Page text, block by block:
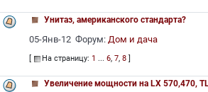
Унитаз, американского стандарта?
05-Янв-12 Форум:Дом и дача
[ На страницу: 1 ...6,7,8 ]
Увеличение мощности на LX 570,470,